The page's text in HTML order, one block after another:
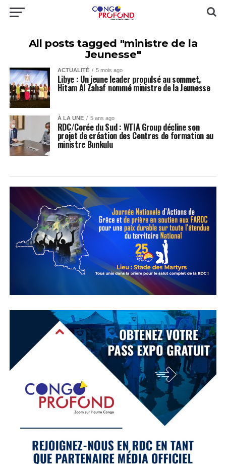
All posts tagged "ministre de la
Jeunesse"
ACTUALITÉ 5 mois ago
Libye : Un jeune leader propulsé au sommet,
Hitam Al Zahaf nommé ministre de la Jeunesse
À LA UNE 5 ans ago
RDC/Corée du Sud : WTIA Group décline son
projet de création des Centres de formation au
ministre Bunkulu